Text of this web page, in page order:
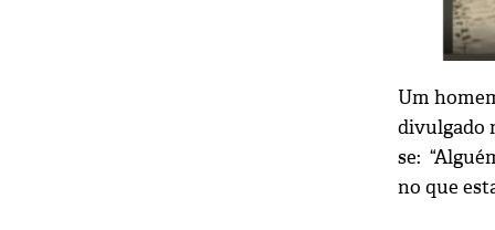
Um
divulgado
se:
no que